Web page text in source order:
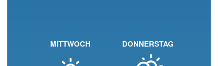
MITTWOCH DONNERSTAG